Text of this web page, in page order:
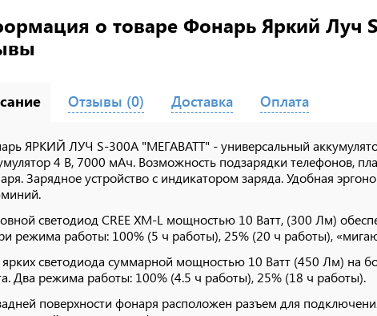
о товаре Фонарь Яркий Луч
ЯРКИЙ ЛУЧ S-300A "МЕГАВАТТ" - универсальный
4 В, 7000 мАч. Возможность подзарядки телефонов,
Зарядное устройство с индикатором заряда. Удобная
светодиод CREE XM-L мощностью 10 Ватт, (300 Лм)
режима работы: 100% (5 ч работы), 25% (20 ч работы),
светодиода суммарной мощностью 10 Ватт (450 Лм) на
Два режима работы: 100% (4.5 ч работы), 25% (18 ч работы).
поверхности фонаря расположен разъем для
Отзывы (0) Доставка Оплата